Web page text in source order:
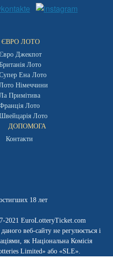
ЄВРО ЛОТО
Джекпот
Лото
Ена Лото
Німеччини
Примітива
Лото
Лото
ДОПОМОГА
Контакти
2021 EuroLotteryTicket.com
даного веб-сайту не регулюється і
як Національна Комісія
Limited» або «SLE».